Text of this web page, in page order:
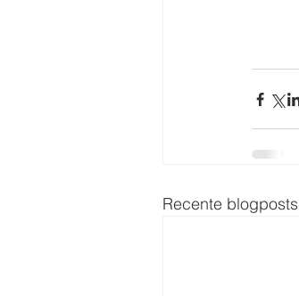
Recente blogposts